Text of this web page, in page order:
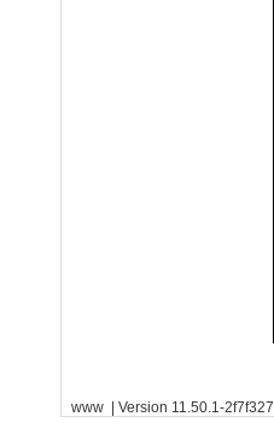
www | Version 11.50.1-2f7f327